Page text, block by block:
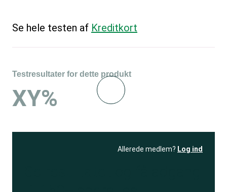
Se hele testen af Kreditkort
Testresultater for dette produkt
XY%
Allerede medlem? Log ind